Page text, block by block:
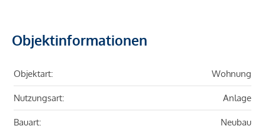
Objektinformationen
Objektart: Wohnung
Nutzungsart: Anlage
Bauart: Neubau